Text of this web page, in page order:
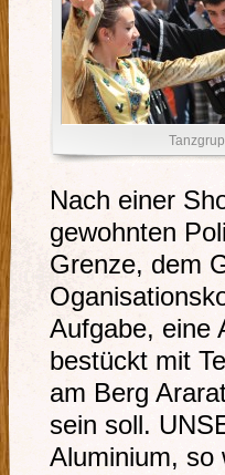
Nach einer
gewohnten
Grenze, dem
Aufgabe, eine
bestückt mit
am Berg
sein soll.
Aluminium, so